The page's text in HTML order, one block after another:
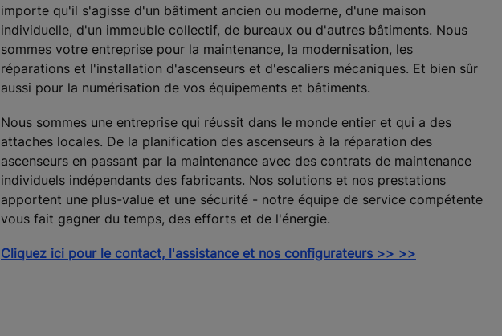
importe qu'il s'agisse d'un bâtiment ancien ou moderne, d'une maison
individuelle, d'un immeuble collectif, de bureaux ou d'autres bâtiments. Nous
sommes votre entreprise pour la maintenance, la modernisation, les
réparations et l'installation d'ascenseurs et d'escaliers mécaniques. Et bien sûr
aussi pour la numérisation de vos équipements et bâtiments.
Nous sommes une entreprise qui réussit dans le monde entier et qui a des
attaches locales. De la planification des ascenseurs à la réparation des
ascenseurs en passant par la maintenance avec des contrats de maintenance
individuels indépendants des fabricants. Nos solutions et nos prestations
apportent une plus-value et une sécurité - notre équipe de service compétente
vous fait gagner du temps, des efforts et de l'énergie.
Cliquez ici pour le contact, l'assistance et nos configurateurs >> >>